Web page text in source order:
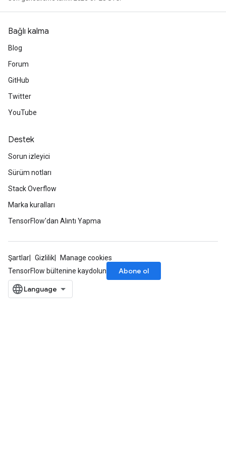
Bağlı kalma
Blog
Forum
GitHub
Twitter
YouTube
Destek
Sorun izleyici
Sürüm notları
Stack Overflow
Marka kuralları
TensorFlow'dan Alıntı Yapma
Şartlar Gizlilik
Manage cookies
TensorFlow bültenine kaydolun
Abone ol